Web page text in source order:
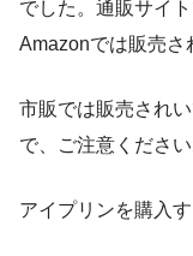
でした。通販サイ
Amazonでは販売さ
市販では販売され
で、ご注意ください
アイプリンを購入